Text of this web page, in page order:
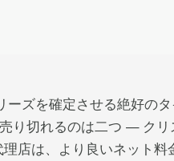
ズを確定させる絶好のタ
り切れるのは二つ — クリ
店は、より良いネット料